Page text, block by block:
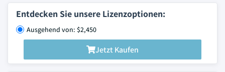
Entdecken Sie unsere Lizenzoptionen:
Ausgehend von: $2,450
Jetzt Kaufen